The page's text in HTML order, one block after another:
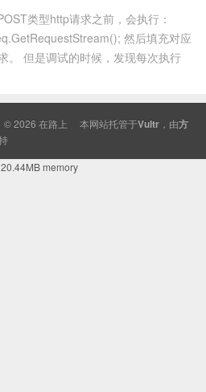
类型http请求之前，会执行：
然后填充对应
。 但是调试的时候，发现每次执行
2026 在路上 本网站托管于Vultr ，由方
memory